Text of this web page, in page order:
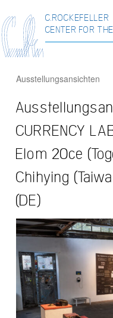
C.ROCKEFELLER
CENTER FOR
Ausstellungsansichten
CURRENCY
Elom 20ce
Chihying
(DE)